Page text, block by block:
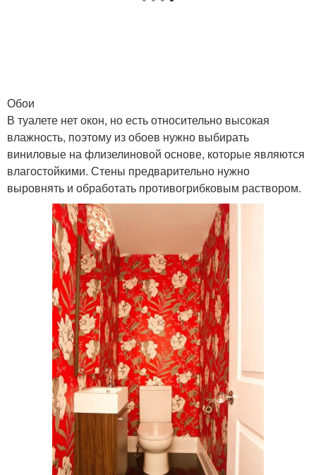
Обои
В туалете нет окон, но есть относительно высокая
влажность, поэтому из обоев нужно выбирать
виниловые на флизелиновой основе, которые являются
влагостойкими. Стены предварительно нужно
выровнять и обработать противогрибковым раствором.